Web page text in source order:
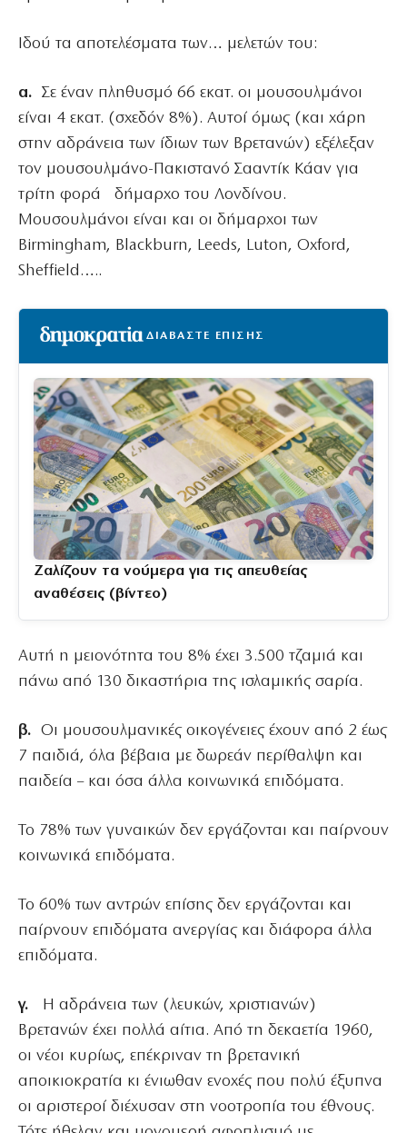
Ιδού τα αποτελέσματα των… μελετών του:
α. Σε έναν πληθυσμό 66 εκατ. οι μουσουλμάνοι
είναι 4 εκατ. (σχεδόν 8%). Αυτοί όμως (και χάρη
στην αδράνεια των ίδιων των Βρετανών) εξέλεξαν
τον μουσουλμάνο-Πακιστανό Σααντίκ Κάαν για
τρίτη φορά δήμαρχο του Λονδίνου.
Μουσουλμάνοι είναι και οι δήμαρχοι των
Birmingham, Blackburn, Leeds, Luton, Oxford,
Sheffield…..
ΔΙΑΒΑΣΤΕ ΕΠΙΣΗΣ
Ζαλίζουν τα νούμερα για τις απευθείας
αναθέσεις (βίντεο)
Αυτή η μειονότητα του 8% έχει 3.500 τζαμιά και
πάνω από 130 δικαστήρια της ισλαμικής σαρία.
β. Οι μουσουλμανικές οικογένειες έχουν από 2 έως
7 παιδιά, όλα βέβαια με δωρεάν περίθαλψη και
παιδεία – και όσα άλλα κοινωνικά επιδόματα.
Το 78% των γυναικών δεν εργάζονται και παίρνουν
κοινωνικά επιδόματα.
Το 60% των αντρών επίσης δεν εργάζονται και
παίρνουν επιδόματα ανεργίας και διάφορα άλλα
επιδόματα.
γ.
Η αδράνεια των (λευκών, χριστιανών)
Βρετανών έχει πολλά αίτια. Από τη δεκαετία 1960,
οι νέοι κυρίως, επέκριναν τη βρετανική
αποικιοκρατία κι ένιωθαν ενοχές που πολύ έξυπνα
οι αριστεροί διέχυσαν στη νοοτροπία του έθνους.